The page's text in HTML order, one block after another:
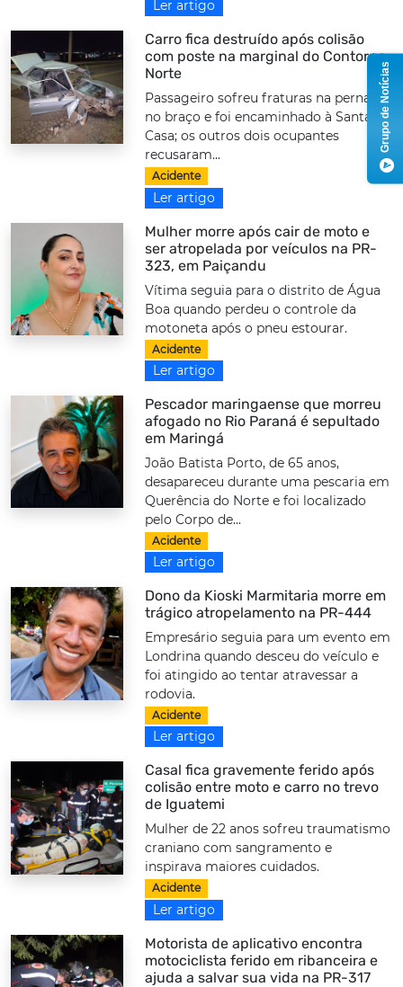
Ler artigo
Carro fica destruído após colisão
com poste na marginal do Contorno
Norte
Passageiro sofreu fraturas na perna e
no braço e foi encaminhado à Santa
Casa; os outros dois ocupantes
recusaram...
Acidente
Ler artigo
Mulher morre após cair de moto e
ser atropelada por veículos na PR-
323, em Paiçandu
Vítima seguia para o distrito de Água
Boa quando perdeu o controle da
motoneta após o pneu estourar.
Acidente
Ler artigo
Pescador maringaense que morreu
afogado no Rio Paraná é sepultado
em Maringá
João Batista Porto, de 65 anos,
desapareceu durante uma pescaria em
Querência do Norte e foi localizado
pelo Corpo de...
Acidente
Ler artigo
Dono da Kioski Marmitaria morre em
trágico atropelamento na PR-444
Empresário seguia para um evento em
Londrina quando desceu do veículo e
foi atingido ao tentar atravessar a
rodovia.
Acidente
Ler artigo
Casal fica gravemente ferido após
colisão entre moto e carro no trevo
de Iguatemi
Mulher de 22 anos sofreu traumatismo
craniano com sangramento e
inspirava maiores cuidados.
Acidente
Ler artigo
Motorista de aplicativo encontra
motociclista ferido em ribanceira e
ajuda a salvar sua vida na PR-317
Grupo de Notícias